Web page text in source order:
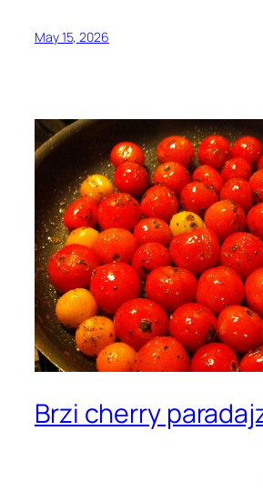
May 15, 2026
Brzi cherry